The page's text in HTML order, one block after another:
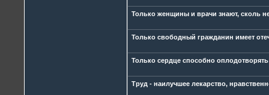
Только женщины и врачи знают, сколь
Только свободный гражданин имеет
Только сердце способно
Труд - наилучшее лекарство,